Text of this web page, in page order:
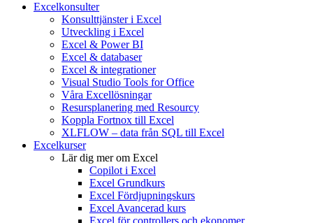
Excelkonsulter
Konsulttjänster i Excel
Utveckling i Excel
Excel & Power BI
Excel & databaser
Excel & integrationer
Visual Studio Tools for Office
Våra Excellösningar
Resursplanering med Resourcy
Koppla Fortnox till Excel
XLFLOW – data från SQL till Excel
Excelkurser
Lär dig mer om Excel
Copilot i Excel
Excel Grundkurs
Excel Fördjupningskurs
Excel Avancerad kurs
Excel för controllers och ekonomer